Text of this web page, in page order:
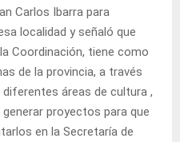
Carlos Ibarra para
localidad y señaló que
Coordinación, tiene como
de la provincia, a través
áreas de cultura ,
proyectos para que
en la Secretaría de